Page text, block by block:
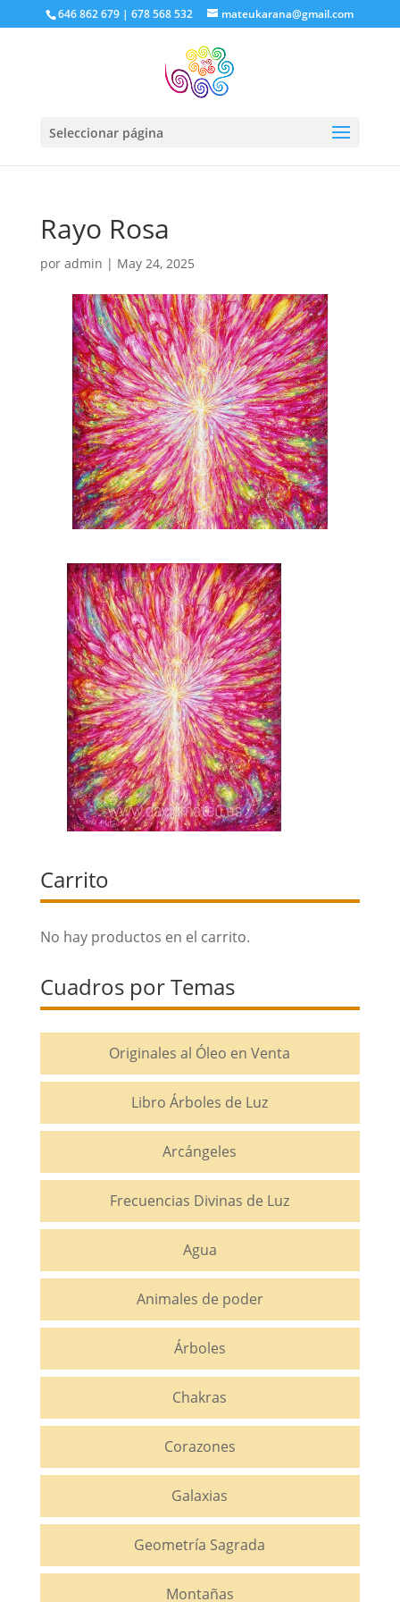
646 862 679 | 678 568 532 mateukarana@gmail.com
Seleccionar página
Rayo Rosa
por admin | May 24, 2025
Carrito
No hay productos en el carrito.
Cuadros por Temas
Originales al Óleo en Venta
Libro Árboles de Luz
Arcángeles
Frecuencias Divinas de Luz
Agua
Animales de poder
Árboles
Chakras
Corazones
Galaxias
Geometría Sagrada
Montañas